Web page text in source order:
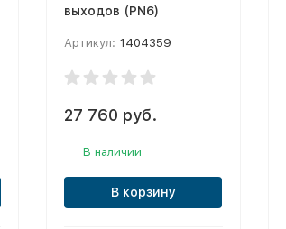
выходов (PN6)
Артикул: 1404359
27 760 руб.
В наличии
В корзину